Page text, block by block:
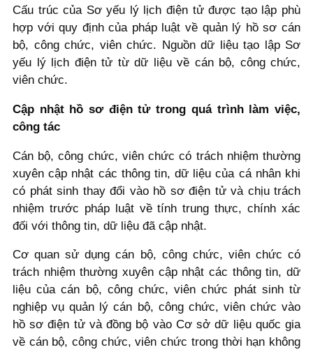
Cấu trúc của Sơ yếu lý lịch điện tử được tạo lập phù
hợp với quy định của pháp luật về quản lý hồ sơ cán
bộ, công chức, viên chức. Nguồn dữ liệu tạo lập Sơ
yếu lý lịch điện tử từ dữ liệu về cán bộ, công chức,
viên chức.
Cập nhật hồ sơ điện tử trong quá trình làm việc,
công tác
Cán bộ, công chức, viên chức có trách nhiệm thường
xuyên cập nhật các thông tin, dữ liệu của cá nhân khi
có phát sinh thay đổi vào hồ sơ điện tử và chịu trách
nhiệm trước pháp luật về tính trung thực, chính xác
đối với thông tin, dữ liệu đã cập nhật.
Cơ quan sử dụng cán bộ, công chức, viên chức có
trách nhiệm thường xuyên cập nhật các thông tin, dữ
liệu của cán bộ, công chức, viên chức phát sinh từ
nghiệp vụ quản lý cán bộ, công chức, viên chức vào
hồ sơ điện tử và đồng bộ vào Cơ sở dữ liệu quốc gia
về cán bộ, công chức, viên chức trong thời hạn không